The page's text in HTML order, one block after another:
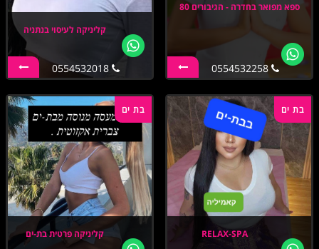
ספא מפואר בחדרה - הגיבורים 80
0554532258
קליניקה לעיסוי בנתניה
0554532018
בת ים
RELAX-SPA
בת ים
קליניקה פרטית בת-ים